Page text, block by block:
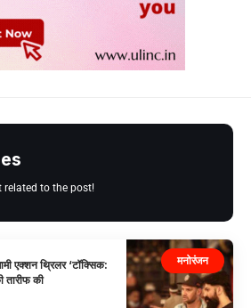
related to the post!
मनोरंजन
एक्शन थ्रिलर ‘टॉक्सिक:
तारीफ की